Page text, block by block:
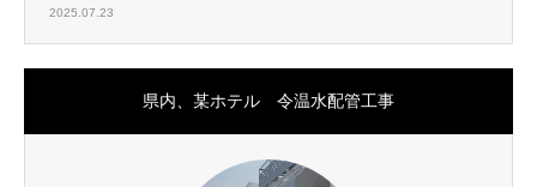
2025.07.23
県内、某ホテル 令温水配管工事